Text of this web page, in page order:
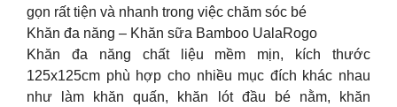
gọn rất tiện và nhanh trong việc chăm sóc bé
Khăn đa năng – Khăn sữa Bamboo UalaRogo
Khăn đa năng chất liệu mềm mịn, kích thước
125x125cm phù hợp cho nhiều mục đích khác nhau
như làm khăn quấn, khăn lót đầu bé nằm, khăn